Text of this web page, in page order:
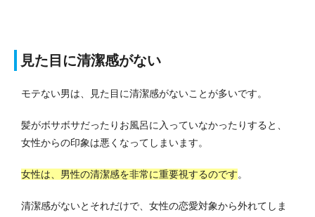
見た目に清潔感がない
モテない男は、見た目に清潔感がないことが多いです。
髪がボサボサだったりお風呂に入っていなかったりすると、
女性からの印象は悪くなってしまいます。
女性は、男性の清潔感を非常に重要視するのです。
清潔感がないとそれだけで、女性の恋愛対象から外れてしま